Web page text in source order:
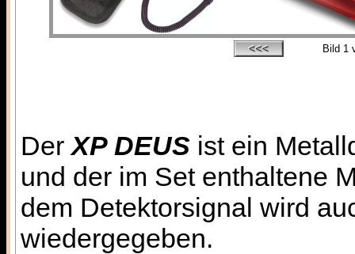
Bild 1
DerXP DEUS ist ein
und der im Set enthaltene
dem Detektorsignal wird
wiedergegeben.